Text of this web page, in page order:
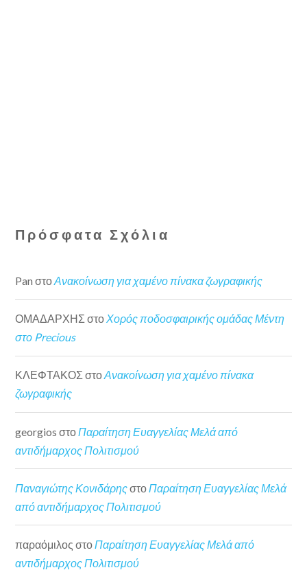
Πρόσφατα Σχόλια
Pan στοΑνακοίνωση για χαμένο πίνακα ζωγραφικής
ΟΜΑΔΑΡΧΗΣ στοΧορός ποδοσφαιρικής ομάδας Μέντη
στο Precious
ΚΛΕΦΤΑΚΟΣ στοΑνακοίνωση για χαμένο πίνακα
ζωγραφικής
georgios στο Παραίτηση Ευαγγελίας Μελά από
αντιδήμαρχος Πολιτισμού
Παναγιώτης ΚονιδάρηςστοΠαραίτηση Ευαγγελίας Μελά
από αντιδήμαρχος Πολιτισμού
παραόμιλος στοΠαραίτηση Ευαγγελίας Μελά από
αντιδήμαρχος Πολιτισμού